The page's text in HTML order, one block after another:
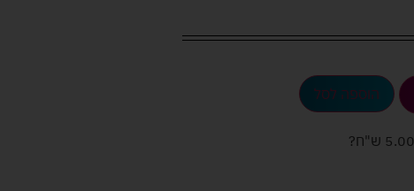
הוספה לסל
5.00 ש"ח ?